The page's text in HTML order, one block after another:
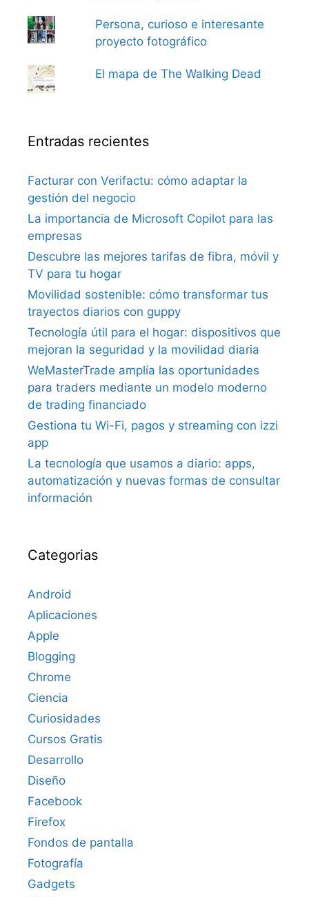
Persona, curioso e interesante
proyecto fotográfico
El mapa de The Walking Dead
Entradas recientes
Facturar con Verifactu: cómo adaptar la
gestión del negocio
La importancia de Microsoft Copilot para las
empresas
Descubre las mejores tarifas de fibra, móvil y
TV para tu hogar
Movilidad sostenible: cómo transformar tus
trayectos diarios con guppy
Tecnología útil para el hogar: dispositivos que
mejoran la seguridad y la movilidad diaria
WeMasterTrade amplía las oportunidades
para traders mediante un modelo moderno
de trading financiado
Gestiona tu Wi-Fi, pagos y streaming con izzi
app
La tecnología que usamos a diario: apps,
automatización y nuevas formas de consultar
información
Categorias
Android
Aplicaciones
Apple
Blogging
Chrome
Ciencia
Curiosidades
Cursos Gratis
Desarrollo
Diseño
Facebook
Firefox
Fondos de pantalla
Fotografía
Gadgets